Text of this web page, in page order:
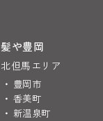
髪や豊岡
北但馬エリア
豊岡市
香美町
新温泉町